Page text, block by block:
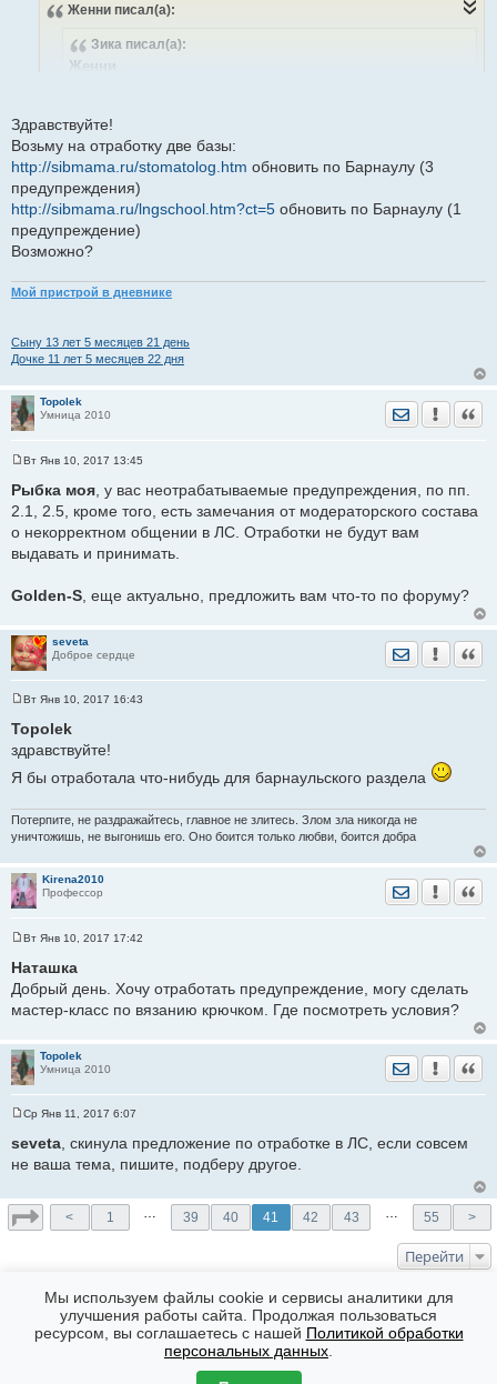
Женни писал(а):
Зика писал(а):
Женни
(1 предупреждение)
http://dom.sibmama.ru/magazin_rukod.htm
Барнаулу (2 предупреждения)
берите
Добавлено спустя 3 минуты 36 секунд:
из баз по-прежнему свободны
http://sibmama.ru/lngschool.htm?ct=5
предупреждение)
http://sibmama.ru/schools.htmобновить по Новосибирску (3
предупреждения)
Здравствуйте!
Возьму на отработку две базы:
http://sibmama.ru/stomatolog.htm обновить по Барнаулу (3
предупреждения)
http://sibmama.ru/lngschool.htm?ct=5 обновить по Барнаулу (1
предупреждение)
Возможно?
Мой пристрой в дневнике
Сыну 13 лет 5 месяцев 21 день
Дочке 11 лет 5 месяцев 22 дня
Topolek
Умница 2010
Отправить
о
б
е
н
Вт Янв 10, 2017 13:45
Рыбка моя , у вас неотрабатываемые предупреждения, по пп.
2.1, 2.5, кроме того, есть замечания от модераторского состава
о некорректном общении в ЛС. Отработки не будут вам
выдавать и принимать.
Golden-S , еще актуально, предложить вам что-то по форуму?
seveta
Доброе сердце
Отправить
о
б
е
е
Вт Янв 10, 2017 16:43
Topolek
здравствуйте!
Я бы отработала что-нибудь для барнаульского раздела
Потерпите, не раздражайтесь, главное не злитесь. Злом зла никогда не
уничтожишь, не выгонишь его. Оно боится только любви, боится добра
Kirena2010
Профессор
Отправить
о
б
е
е
Вт Янв 10, 2017 17:42
Наташка
Добрый день. Хочу отработать предупреждение, могу сделать
мастер-класс по вязанию крючком. Где посмотреть условия?
Topolek
Умница 2010
Отправить
о
б
н
и
е
Ср Янв 11, 2017 6:07
seveta , скинула предложение по отработке в ЛС, если совсем
не ваша тема, пишите, подберу другое.
< 1 … 39 40 41 42 43 … 55 >
Перейти
КТО СЕЙЧАС НА ФОРУМЕ
Сейчас эту тему просматривают: Нет
Часовой пояс: GMT + 7
phpBB ® Forum Software © phpBB Limited
Мы используем файлы cookie и сервисы аналитики для
улучшения работы сайта. Продолжая пользоваться
ресурсом, вы соглашаетесь с нашей Политикой обработки
персональных данных